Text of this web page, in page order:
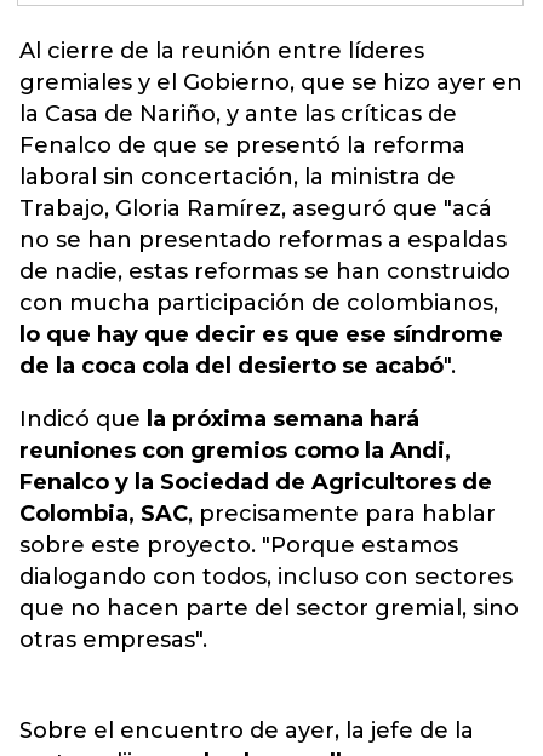
Al cierre de la reunión entre líderes
gremiales y el Gobierno, que se hizo ayer en
la Casa de Nariño, y ante las críticas de
Fenalco de que se presentó la reforma
laboral sin concertación, la ministra de
Trabajo, Gloria Ramírez, aseguró que "acá
no se han presentado reformas a espaldas
de nadie, estas reformas se han construido
con mucha participación de colombianos,
lo que hay que decir es que ese síndrome
de la coca cola del desierto se acabó".
Indicó que la próxima semana hará
reuniones con gremios como la Andi,
Fenalco y la Sociedad de Agricultores de
Colombia, SAC, precisamente para hablar
sobre este proyecto. "Porque estamos
dialogando con todos, incluso con sectores
que no hacen parte del sector gremial, sino
otras empresas".
Sobre el encuentro de ayer, la jefe de la